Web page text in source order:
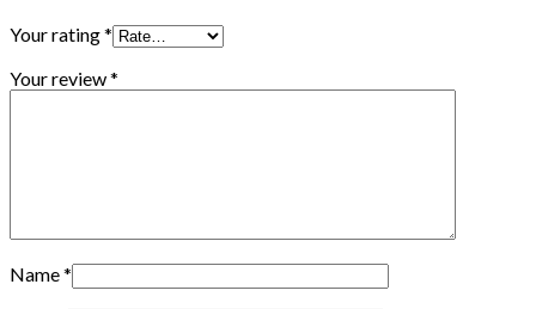
Your rating*
Your review*
Name*